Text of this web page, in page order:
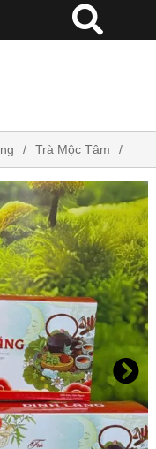
Trà Mộc Tâm
Mất ngủ - Stress
mát tự nhiên